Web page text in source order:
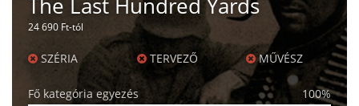
24 690 Ft-tól
SZÉRIA TERVEZŐ MŰVÉSZ
Fő kategória egyezés 100%